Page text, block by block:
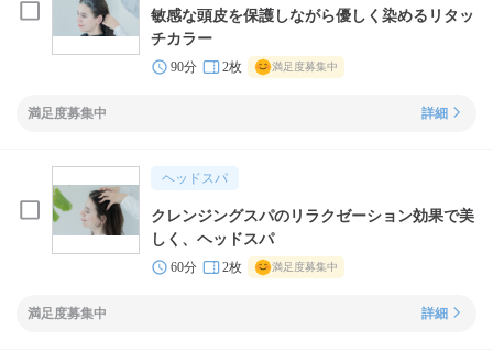
敏感な頭皮を保護しながら優しく染めるリタッ
チカラー
90分 2枚 満足度募集中
満足度募集中 詳細
ヘッドスパ
クレンジングスパのリラクゼーション効果で美
しく、ヘッドスパ
60分 2枚 満足度募集中
満足度募集中 詳細